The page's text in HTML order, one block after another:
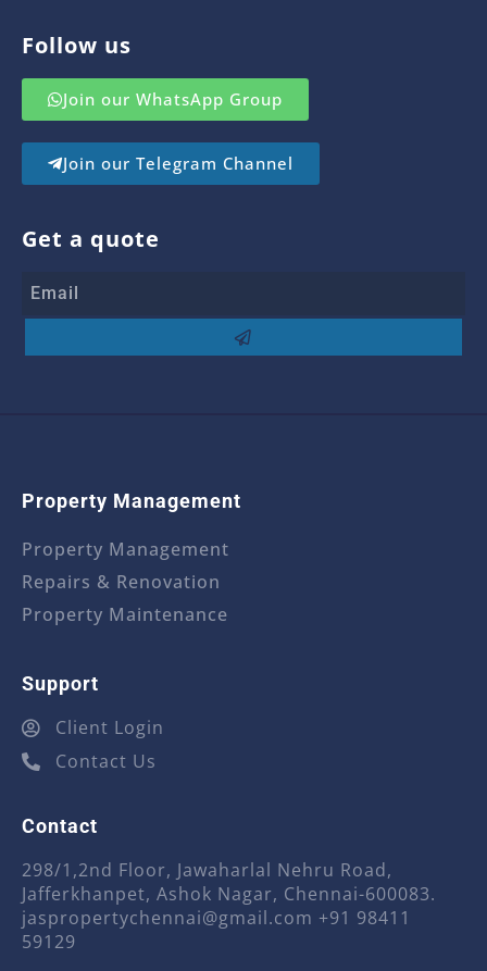
Follow us
Join our WhatsApp Group
Join our Telegram Channel
Get a quote
Property Management
Property Management
Repairs & Renovation
Property Maintenance
Support
Client Login
Contact Us
Contact
298/1,2nd Floor, Jawaharlal Nehru Road,
Jafferkhanpet, Ashok Nagar, Chennai-600083.
jaspropertychennai@gmail.com +91 98411
59129